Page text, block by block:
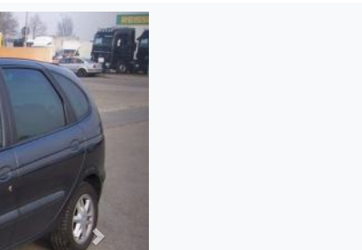
Next